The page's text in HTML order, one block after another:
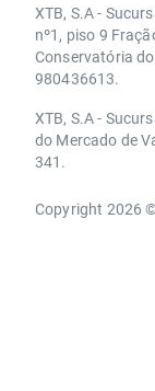
XTB, S.A -
nº1, piso 9
Conservatória
980436613.
XTB, S.A -
do Mercado de
341.
Copyright 2026